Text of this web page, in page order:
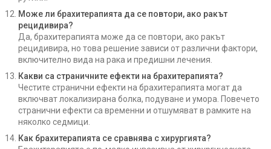
Може ли брахитерапията да се повтори, ако ракът
рецидивира?
Да, брахитерапията може да се повтори, ако ракът
рецидивира, но това решение зависи от различни фактори,
включително вида на рака и предишни лечения.
Какви са страничните ефекти на брахитерапията?
Честите странични ефекти на брахитерапията могат да
включват локализирана болка, подуване и умора. Повечето
странични ефекти са временни и отшумяват в рамките на
няколко седмици.
Как брахитерапията се сравнява с хирургията?